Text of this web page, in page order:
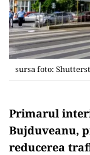
sursa foto:
Primarul
Bujduveanu,
reducerea